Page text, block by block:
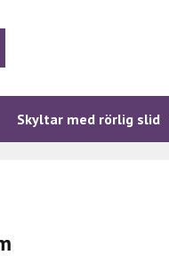
Skyltar med rörlig slid